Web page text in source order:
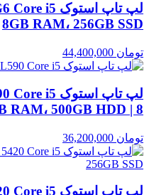
8GB RAM، 256GB SSD
تومان
8 | 8GB RAM، 500GB HDD
تومان